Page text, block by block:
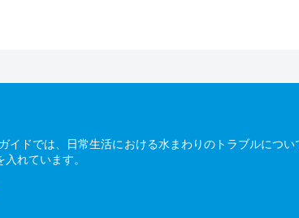
イドでは、日常生活における水まわりのトラブルにつ
れています。